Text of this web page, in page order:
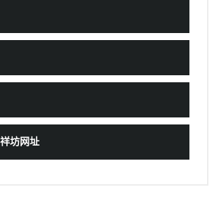
坊网址